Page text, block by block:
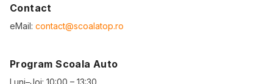
Contact
eMail: contact@scoalatop.ro
Program Scoala Auto
Luni–Joi: 10:00 – 13:30